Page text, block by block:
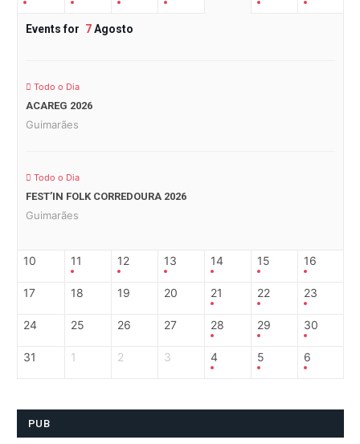
Events for 7Agosto
Todo o Dia
ACAREG 2026
Guimarães
Todo o Dia
FEST’IN FOLK CORREDOURA 2026
Guimarães
10 11 12 13 14 15 16
17 18 19 20 21 22 23
24 25 26 27 28 29 30
31 1 2 3 4 5 6
PUB